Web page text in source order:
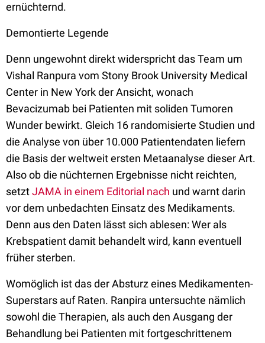
ernüchternd.
Demontierte Legende
Denn ungewohnt direkt widerspricht das Team um
Vishal Ranpura vom Stony Brook University Medical
Center in New York der Ansicht, wonach
Bevacizumab bei Patienten mit soliden Tumoren
Wunder bewirkt. Gleich 16 randomisierte Studien und
die Analyse von über 10.000 Patientendaten liefern
die Basis der weltweit ersten Metaanalyse dieser Art.
Also ob die nüchternen Ergebnisse nicht reichten,
setztJAMA in einem Editorial nach und warnt darin
vor dem unbedachten Einsatz des Medikaments.
Denn aus den Daten lässt sich ablesen: Wer als
Krebspatient damit behandelt wird, kann eventuell
früher sterben.
Womöglich ist das der Absturz eines Medikamenten-
Superstars auf Raten. Ranpira untersuchte nämlich
sowohl die Therapien, als auch den Ausgang der
Behandlung bei Patienten mit fortgeschrittenem